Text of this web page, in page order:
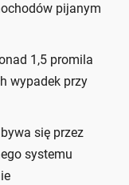
pijanym
1,5 promila
wypadek przy
się przez
systemu